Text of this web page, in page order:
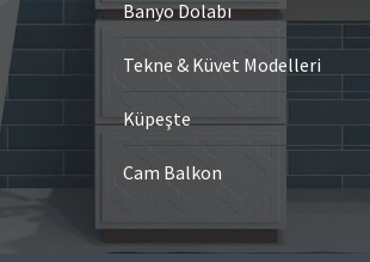
Banyo Dolabı
Tekne & Küvet Modelleri
Küpeşte
Cam Balkon